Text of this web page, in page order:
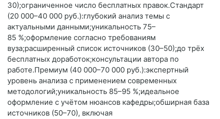
30);ограниченное число бесплатных правок.Стандарт
(20 000–40 000 руб.):глубокий анализ темы с
актуальными данными;уникальность 75–
85 %;оформление согласно требованиям
вуза;расширенный список источников (30–50);до трёх
бесплатных доработок;консультации автора по
работе.Премиум (40 000–70 000 руб.):экспертный
уровень анализа с применением современных
методологий;уникальность 85–95 %;идеальное
оформление с учётом нюансов кафедры;обширная база
источников (50–70), включая